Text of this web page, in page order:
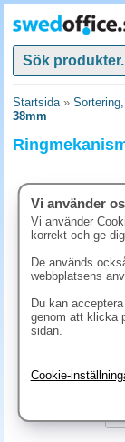
Startsida»
38mm
Vi använder
Vi använder
korrekt och ge
De används
webbplatsens
Du kan
genom att klicka
sidan.
Cookie-